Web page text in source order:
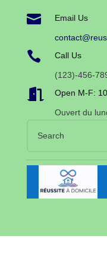
 Email Us
 Call Us
(123)-456-
 Open M-F:
Ouvert du